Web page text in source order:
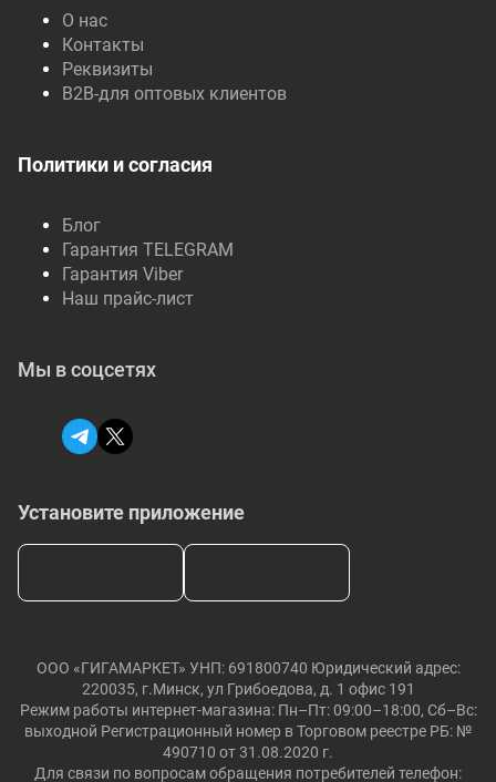
О нас
Контакты
Реквизиты
B2B-для оптовых клиентов
Политики и согласия
Блог
Гарантия TELEGRAM
Гарантия Viber
Наш прайс-лист
Установите приложение
Мы в соцсетях
ООО «ГИГАМАРКЕТ» УНП: 691800740 Юридический адрес:
220035, г.Минск, ул Грибоедова, д. 1 офис 191
Режим работы интернет-магазина: Пн–Пт: 09:00–18:00, Сб–Вс:
выходной Регистрационный номер в Торговом реестре РБ: №
490710 от 31.08.2020 г.
Для связи по вопросам обращения потребителей телефон: